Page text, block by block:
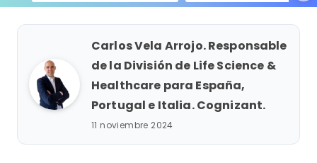
Item
1
Carlos Vela Arrojo. Responsable
de la División de Life Science &
Healthcare para España,
Portugal e Italia. Cognizant.
11 noviembre 2024